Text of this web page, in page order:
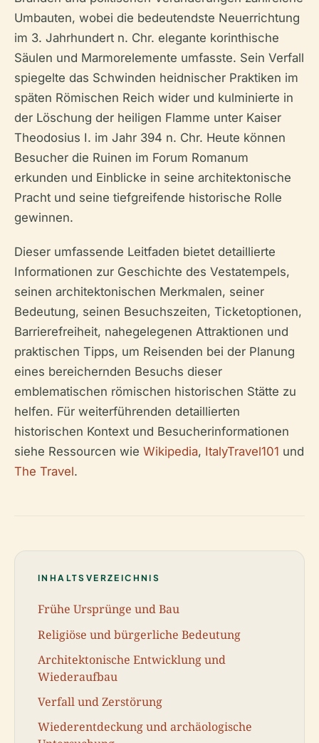
Umbauten, wobei die bedeutendste Neuerrichtung
im 3. Jahrhundert n. Chr. elegante korinthische
Säulen und Marmorelemente umfasste. Sein Verfall
spiegelte das Schwinden heidnischer Praktiken im
späten Römischen Reich wider und kulminierte in
der Löschung der heiligen Flamme unter Kaiser
Theodosius I. im Jahr 394 n. Chr. Heute können
Besucher die Ruinen im Forum Romanum
erkunden und Einblicke in seine architektonische
Pracht und seine tiefgreifende historische Rolle
gewinnen.
Dieser umfassende Leitfaden bietet detaillierte
Informationen zur Geschichte des Vestatempels,
seinen architektonischen Merkmalen, seiner
Bedeutung, seinen Besuchszeiten, Ticketoptionen,
Barrierefreiheit, nahegelegenen Attraktionen und
praktischen Tipps, um Reisenden bei der Planung
eines bereichernden Besuchs dieser
emblematischen römischen historischen Stätte zu
helfen. Für weiterführenden detaillierten
historischen Kontext und Besucherinformationen
siehe Ressourcen wie Wikipedia, ItalyTravel101 und
The Travel.
INHALTSVERZEICHNIS
Frühe Ursprünge und Bau
Religiöse und bürgerliche Bedeutung
Architektonische Entwicklung und
Wiederaufbau
Verfall und Zerstörung
Wiederentdeckung und archäologische